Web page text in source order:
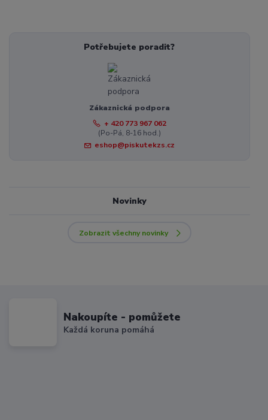
Potřebujete poradit?
Zákaznická podpora
+ 420 773 967 062
(Po-Pá, 8-16 hod.)
eshop@piskutekzs.cz
Novinky
Zobrazit všechny novinky
Nakoupíte - pomůžete
Každá koruna pomáhá